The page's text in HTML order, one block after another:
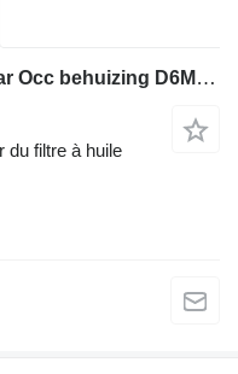
Boîtier du filtre à huile Caterpillar Occ behuizing D6M 163-0163 pour bulldozer
du filtre à huile